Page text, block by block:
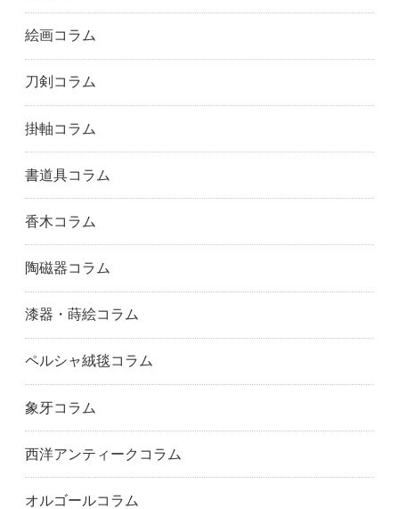
絵画コラム
刀剣コラム
掛軸コラム
書道具コラム
香木コラム
陶磁器コラム
漆器・蒔絵コラム
ペルシャ絨毯コラム
象牙コラム
西洋アンティークコラム
オルゴールコラム